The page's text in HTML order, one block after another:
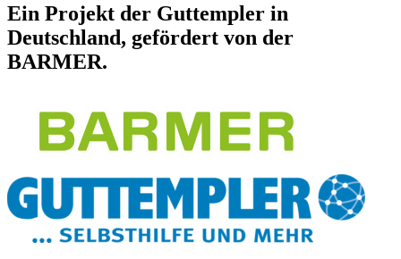
Ein Projekt der Guttempler in
Deutschland, gefördert von der
BARMER.